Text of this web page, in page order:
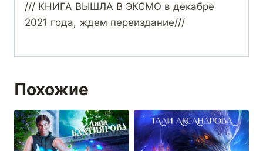
/// КНИГА ВЫШЛА В ЭКСМО в декабре
2021 года, ждем переиздание///
Похожие